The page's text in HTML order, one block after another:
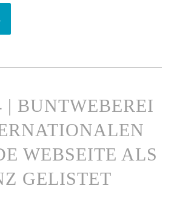
| BUNTWEBEREI
WEBSEITE ALS
GELISTET